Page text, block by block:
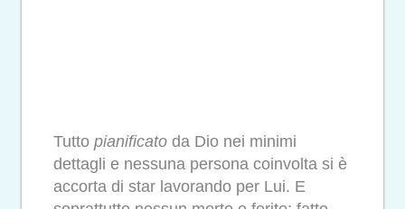
Tutto pianificato da Dio nei minimi
dettagli e nessuna persona coinvolta si è
accorta di star lavorando per Lui. E